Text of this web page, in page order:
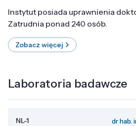
Instytut posiada uprawnienia
Zatrudnia ponad 240 osób.
Zobacz więcej
Laboratoria badawcze
NL-1 dr hab.